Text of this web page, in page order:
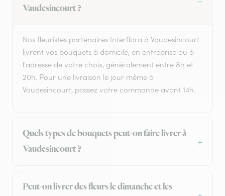
Vaudesincourt ?
Nos fleuristes partenaires Interflora à Vaudesincourt
livrent vos bouquets à domicile, en entreprise ou à
l'adresse de votre choix, généralement entre 8h et
20h. Pour une livraison le jour même à
Vaudesincourt, passez votre commande avant 14h.
Quels types de bouquets peut-on faire livrer à
Vaudesincourt ?
Peut-on livrer des fleurs le dimanche et les